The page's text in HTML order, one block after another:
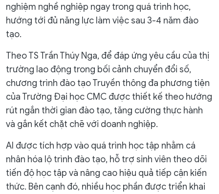
nghiệm nghề nghiệp ngay trong quá trình học,
hướng tới đủ năng lực làm việc sau 3-4 năm đào
tạo.
Theo TS Trần Thúy Nga, để đáp ứng yêu cầu của thị
trường lao động trong bối cảnh chuyển đổi số,
chương trình đào tạo Truyền thông đa phương tiện
của Trường Đại học CMC được thiết kế theo hướng
rút ngắn thời gian đào tạo, tăng cường thực hành
và gắn kết chặt chẽ với doanh nghiệp.
AI được tích hợp vào quá trình học tập nhằm cá
nhân hóa lộ trình đào tạo, hỗ trợ sinh viên theo dõi
tiến độ học tập và nâng cao hiệu quả tiếp cận kiến
thức. Bên cạnh đó, nhiều học phần được triển khai